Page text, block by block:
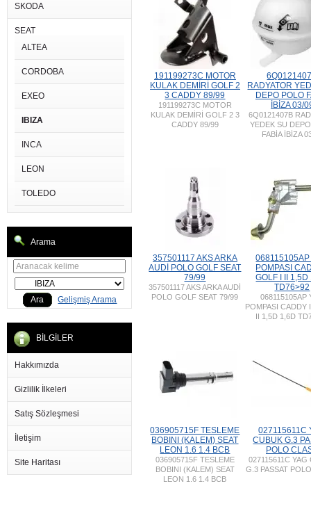
SKODA
SEAT
ALTEA
CORDOBA
EXEO
IBIZA
INCA
LEON
TOLEDO
Arama
Ara Gelişmiş Arama
BİLGİLER
Hakkımızda
Gizlilik İlkeleri
Satış Sözleşmesi
İletişim
Site Haritası
191199273C MOTOR
KULAK DEMİRİ GOLF 2
3 CADDY 89/99
191199273C MOTOR
KULAK DEMİRİ GOLF 2 3
CADDY 89/99
RADYATOR
DEPO POLO
İBİZA 03/
6Q0121407B
YEDEK SU
FABİA İBİZA
357501117 AKS ARKA
AUDİ POLO GOLF SEAT
79/99
357501117 AKS ARKA AUDİ
POLO GOLF SEAT 79/99
068115105AP
POMPASI
GOLF I II 1,5D
TD76>92
068115105AP
POMPASI CADDY
II 1,5D 1,6D
036905715F TESLEME
BOBINI (KALEM) SEAT
LEON 1.6 1.4 BCB
036905715F TESLEME
BOBINI (KALEM) SEAT
LEON 1.6 1.4 BCB
027115611C
CUBUK G.3
POLO
027115611C YAG
G.3 PASSAT